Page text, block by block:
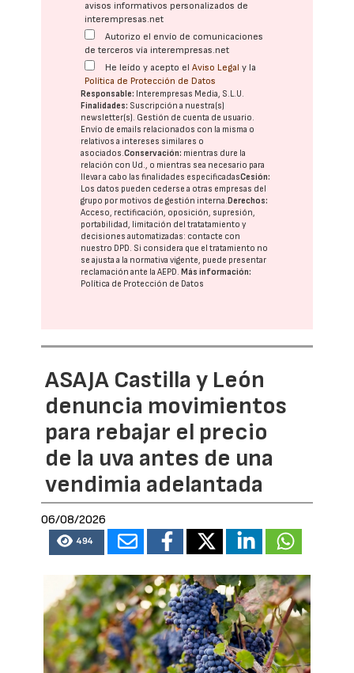
avisos informativos personalizados de
interempresas.net
Autorizo el envío de comunicaciones
de terceros vía interempresas.net
He leído y acepto elAviso Legal y la
Política de Protección de Datos
Responsable: Interempresas Media, S.L.U.
Finalidades: Suscripción a nuestra(s)
newsletter(s). Gestión de cuenta de usuario.
Envío de emails relacionados con la misma o
relativos a intereses similares o
asociados.Conservación: mientras dure la
relación con Ud., o mientras sea necesario para
llevar a cabo las finalidades especificadasCesión:
Los datos pueden cederse a otras empresas del
grupo por motivos de gestión interna.Derechos:
Acceso, rectificación, oposición, supresión,
portabilidad, limitación del tratatamiento y
decisiones automatizadas: contacte con
nuestro DPD. Si considera que el tratamiento no
se ajusta a la normativa vigente, puede presentar
reclamación ante laAEPD.Más información:
Política de Protección de Datos
ASAJA Castilla y León
denuncia movimientos
para rebajar el precio
de la uva antes de una
vendimia adelantada
06/08/2026
494